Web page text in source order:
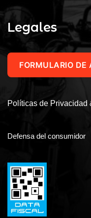
Legales
FORMULARIO DE
Políticas de Privacidad
Defensa del consumidor